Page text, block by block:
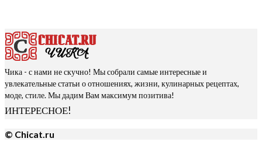
Чика - с нами не скучно! Мы собрали самые интересные и
увлекательные статьи о отношениях, жизни, кулинарных рецептах,
моде, стиле. Мы дадим Вам максимум позитива!
ИНТЕРЕСНОЕ!
© Chicat.ru